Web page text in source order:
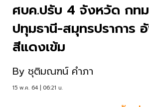
ศบค.ปรับ 4 จังหวัด กท
ปทุมธานี-สมุทรปราการ
สีแดงเข้ม
By ชุติมณฑน์ คำภา
15 พ.ค. 64 | 06:21 น.